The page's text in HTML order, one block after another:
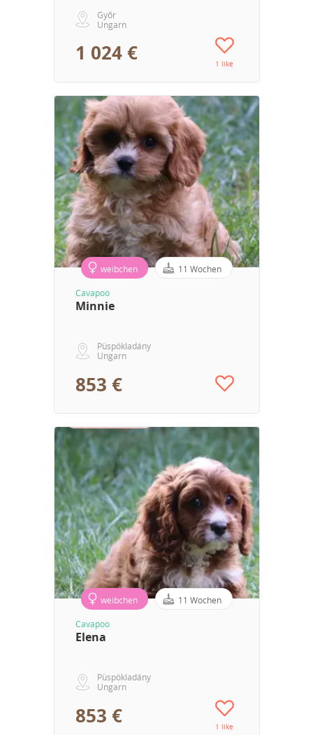
Győr
Ungarn
1 024 € 1 like
weibchen 11 Wochen
Cavapoo
Minnie
Püspökladány
Ungarn
853 €
weibchen 11 Wochen
Cavapoo
Elena
Püspökladány
Ungarn
853 € 1 like